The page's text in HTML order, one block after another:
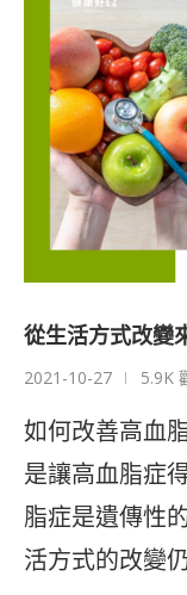
從生活方式改變
2021-10-27 5.9K
如何改善高血
是讓高血脂症
脂症是遺傳性
活方式的改變